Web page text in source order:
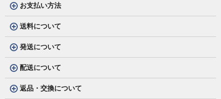
お支払い方法
送料について
発送について
配送について
返品・交換について